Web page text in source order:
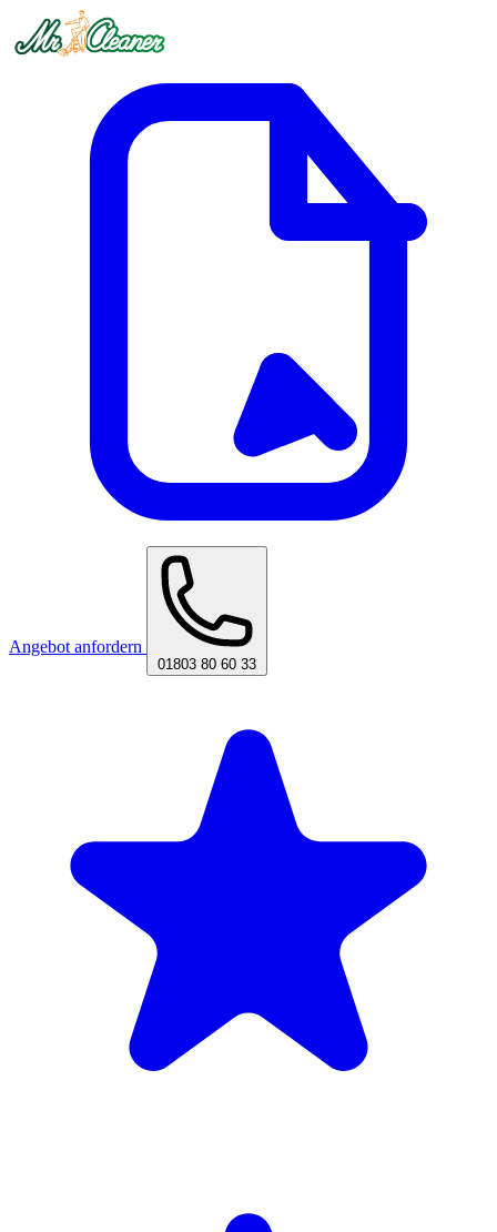
Angebot anfordern
01803 80 60 33